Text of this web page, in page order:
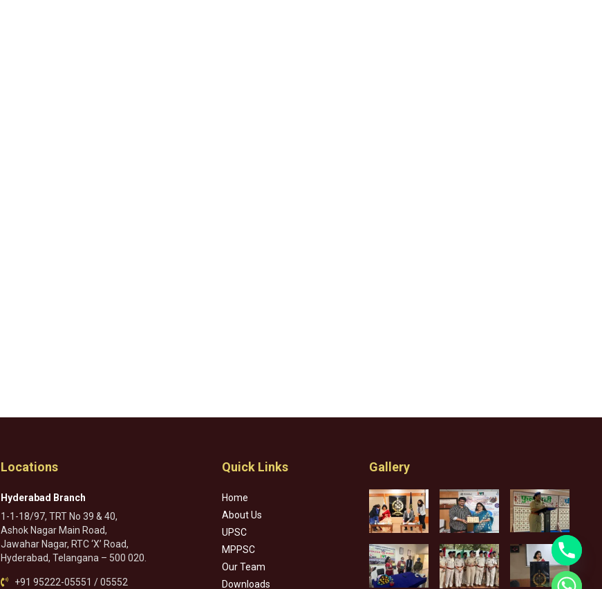
Locations
Hyderabad Branch
1-1-18/97, TRT No 39 & 40,
Ashok Nagar Main Road,
Jawahar Nagar, RTC ‘X’ Road,
Hyderabad, Telangana – 500 020.
+91 95222-05551 / 05552
Quick Links
Home
About Us
UPSC
MPPSC
Our Team
Downloads
Gallery